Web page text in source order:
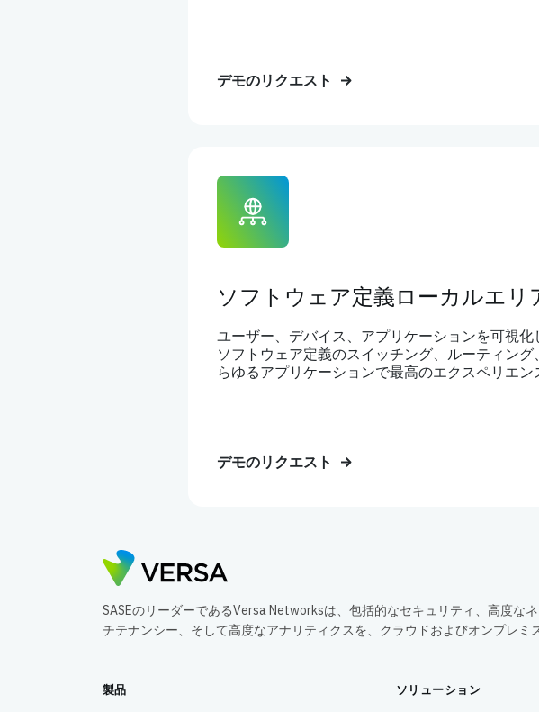
デモのリクエスト
ソフトウェア定義ローカルエリ
ユーザー、デバイス、アプリケーションを可視
ソフトウェア定義のスイッチング、ルーティン
らゆるアプリケーションで最高のエクスペリエン
デモのリクエスト
SASEのリーダーであるVersa Networksは、包括的なセキュリティ、高度な
チテナンシー、そして高度なアナリティクスを、クラウドおよびオンプレミ
製品 ソリューション